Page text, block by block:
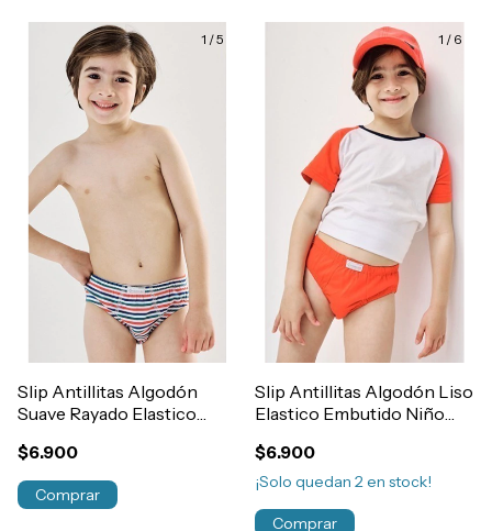
1 /5
Slip Antillitas Algodón
Suave Rayado Elastico
$6.900
Comprar
1 / 6
Slip Antillitas Algodón Liso
Elastico Embutido Niño
$6.900
¡Solo quedan 2en stock!
Comprar